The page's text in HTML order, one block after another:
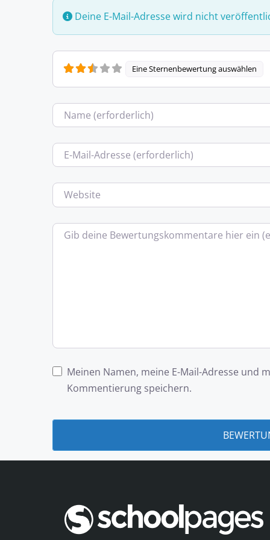
Deine E-Mail-Adresse wird nicht
Eine Sternenbewertung auswählen
Name
E-Mail
Website
Bewertungstext
Meinen Namen, meine E-Mail-Adresse und
Kommentierung speichern.